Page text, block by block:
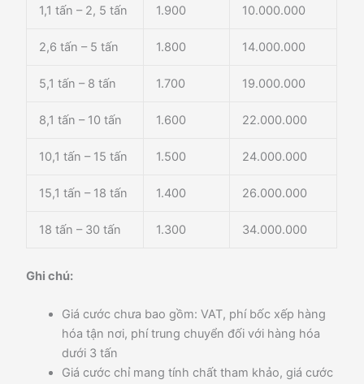
1,1 tấn – 2, 5 tấn 1.900 10.000.000
2,6 tấn – 5 tấn 1.800 14.000.000
5,1 tấn – 8 tấn 1.700 19.000.000
8,1 tấn – 10 tấn 1.600 22.000.000
10,1 tấn – 15 tấn 1.500 24.000.000
15,1 tấn – 18 tấn 1.400 26.000.000
18 tấn – 30 tấn 1.300 34.000.000
Ghi chú:
Giá cước chưa bao gồm: VAT, phí bốc xếp hàng
hóa tận nơi, phí trung chuyển đối với hàng hóa
dưới 3 tấn
Giá cước chỉ mang tính chất tham khảo, giá cước